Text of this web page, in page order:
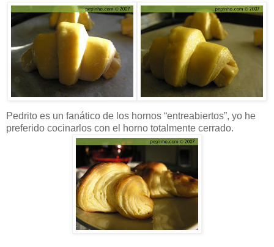
Pedrito es un fanático de los hornos “entreabiertos”, yo he
preferido cocinarlos con el horno totalmente cerrado.